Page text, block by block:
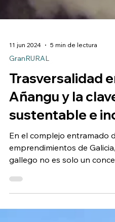
11 jun 2024 5 min de lectura
Trasversalidad
sustentable e
En el complejo entramado
emprendimientos de